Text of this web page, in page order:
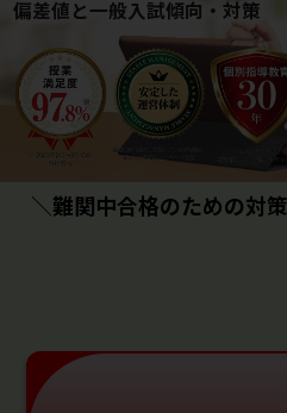
偏差値と一般入試傾向・対策
＼難関中合格のための対